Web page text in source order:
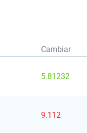
Cambiar
5.81232
9.112